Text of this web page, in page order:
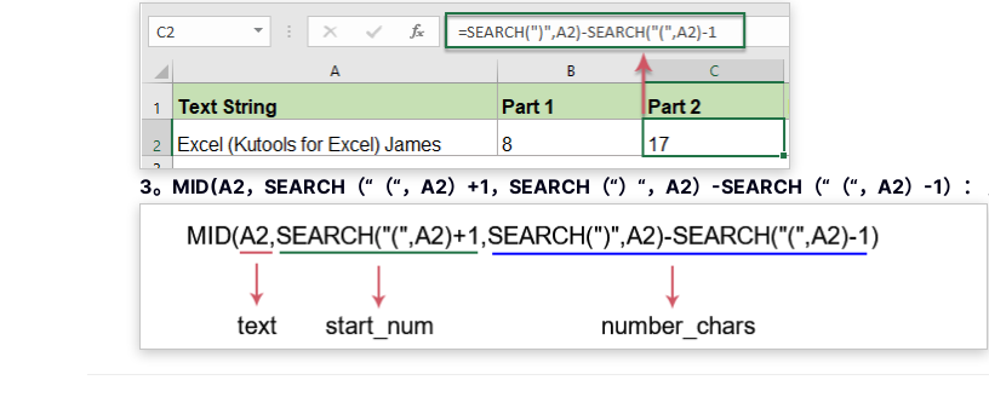
3。MID(A2，SEARCH（“（“，A2）+1，SEARCH（“）“，A2）-SEARCH（“（“，A2）-1）：